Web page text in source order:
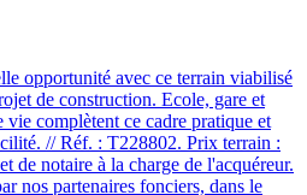
opportunité avec ce terrain viabilisé
de construction. Ecole, gare et
vie complètent ce cadre pratique et
// Réf. : T228802. Prix terrain :
de notaire à la charge de l'acquéreur.
nos partenaires fonciers, dans le